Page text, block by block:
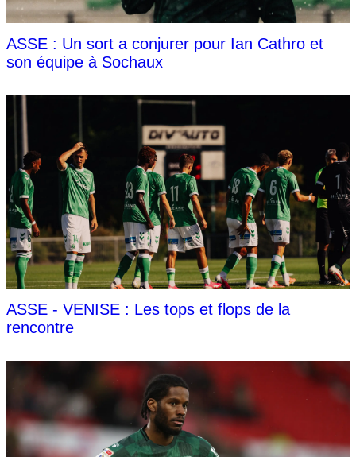
ASSE : Un sort a conjurer pour Ian Cathro et
son équipe à Sochaux
ASSE - VENISE : Les tops et flops de la
rencontre